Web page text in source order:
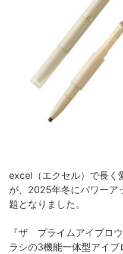
excel（エクセル）で長く
が、2025年冬にパワーア
題となりました。
『ザ プライムアイブロ
ラシの3機能一体型アイブ